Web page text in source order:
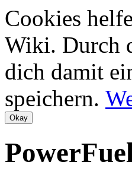
Cookies
Wiki. Durch
dich damit
speichern.